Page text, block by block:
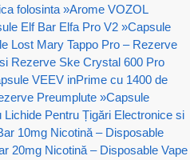
folosinta »Arome VOZOL
Elf Bar Elfa Pro V2 »Capsule
Lost Mary Tappo Pro – Rezerve
Rezerve Ske Crystal 600 Pro
VEEV inPrime cu 1400 de
Preumplute »Capsule
Lichide Pentru Țigări Electronice si
10mg Nicotină – Disposable
20mg Nicotină – Disposable Vape